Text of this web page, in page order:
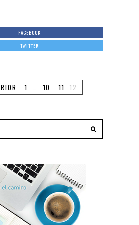
FACEBOOK
TWITTER
1 … 10 11 12